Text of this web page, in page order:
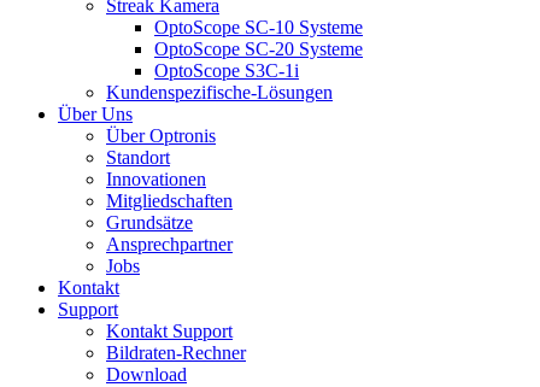
Streak Kamera
OptoScope SC-10 Systeme
OptoScope SC-20 Systeme
OptoScope S3C-1i
Kundenspezifische-Lösungen
Über Uns
Über Optronis
Standort
Innovationen
Mitgliedschaften
Grundsätze
Ansprechpartner
Jobs
Kontakt
Support
Kontakt Support
Bildraten-Rechner
Download